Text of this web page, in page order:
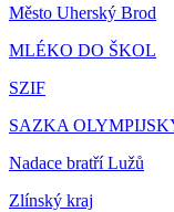
Město Uherský Brod
MLÉKO DO ŠKOL
SZIF
SAZKA
Nadace bratří Lužů
Zlínský kraj